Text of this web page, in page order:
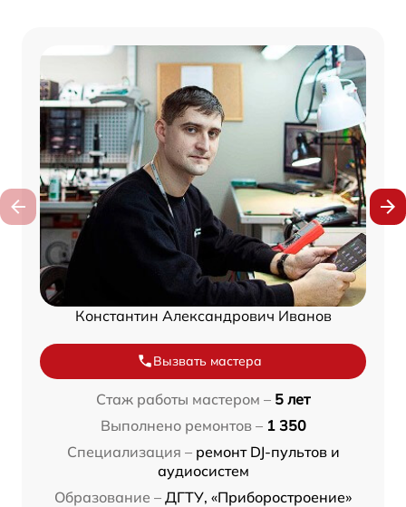
Константин Александрович Иванов
Вызвать мастера
Стаж работы мастером – 5 лет
Выполнено ремонтов – 1 350
Специализация – ремонт DJ-пультов и
аудиосистем
Образование – ДГТУ, «Приборостроение»